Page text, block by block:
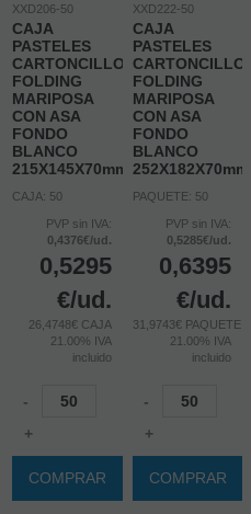
XXD206-50
CAJA
PASTELES
CARTONCILLO
FOLDING
MARIPOSA
CON ASA
FONDO
BLANCO
215X145X70mm
CAJA: 50
PVP sin IVA:
0,4376€/ud.
0,5295
€/ud.
26,4748€ CAJA
21.00% IVA
incluido
-
+
COMPRAR
XXD222-50
CAJA
PASTELES
CARTONCILLO
FOLDING
MARIPOSA
CON ASA
FONDO
BLANCO
252X182X70mm
PAQUETE: 50
PVP sin IVA:
0,5285€/ud.
0,6395
€/ud.
31,9743€ PAQUETE
21.00% IVA
incluido
-
+
COMPRAR